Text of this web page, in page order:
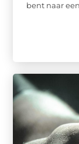
bent naar